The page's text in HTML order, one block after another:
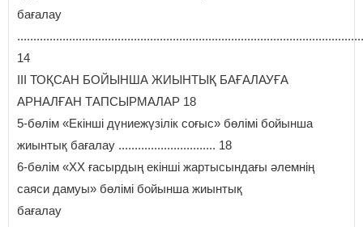
бағалау
14
III ТОҚСАН БОЙЫНША ЖИЫНТЫҚ БАҒАЛАУҒА
АРНАЛҒАН ТАПСЫРМАЛАР 18
5-бөлім «Екінші дүниежүзілік соғыс» бөлімі бойынша
жиынтық бағалау .............................. 18
6-бөлім «ХХ ғасырдың екінші жартысындағы әлемнің
саяси дамуы» бөлімі бойынша жиынтық
бағалау